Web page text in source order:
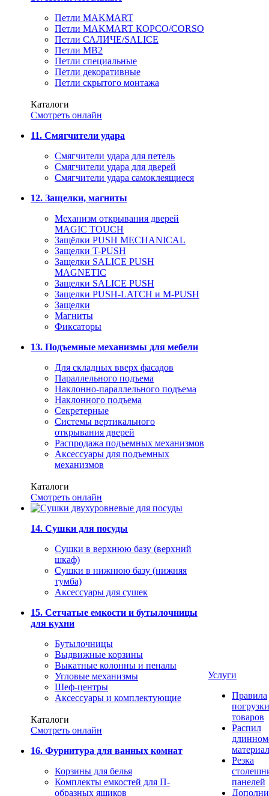
Петли MAKMART
Петли MAKMART КОРСО/CORSO
Петли САЛИЧЕ/SALICE
Петли MB2
Петли специальные
Петли декоративные
Петли скрытого монтажа
Каталоги
Смотреть онлайн
11. Смягчители удара
Смягчители удара для петель
Смягчители удара для дверей
Cмягчители удара самоклеящиеся
12. Защелки, магниты
Механизм открывания дверей
MAGIC TOUCH
Защёлки PUSH MECHANICAL
Защелки T-PUSH
Защелки SALICE PUSH
MAGNETIC
Защелки SALICE PUSH
Защелки PUSH-LATCH и M-PUSH
Защелки
Магниты
Фиксаторы
13. Подъемные механизмы для мебели
Для складных вверх фасадов
Параллельного подъема
Наклонно-параллельного подъема
Наклонного подъема
Секретерные
Системы вертикального
открывания дверей
Распродажа подъемных механизмов
Аксессуары для подъемных
механизмов
Каталоги
Смотреть онлайн
14. Сушки для посуды
Сушки в верхнюю базу (верхний
шкаф)
Сушки в нижнюю базу (нижняя
тумба)
Аксессуары для сушек
15. Сетчатые емкости и бутылочницы
для кухни
Бутылочницы
Выдвижные корзины
Выкатные колонны и пеналы
Угловые механизмы
Шеф-центры
Аксессуары и комплектующие
Каталоги
Смотреть онлайн
16. Фурнитура для ванных комнат
Корзины для белья
Комплекты емкостей для П-
образных ящиков
Услуги
Правила
погрузки
товаров
Распил
Резка
панелей